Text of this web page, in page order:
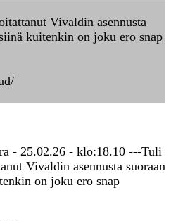
Vivaldin asennusta
kuitenkin on joku ero snap
- 25.02.26 - klo:18.10 ---Tuli
Vivaldin asennusta suoraan
on joku ero snap